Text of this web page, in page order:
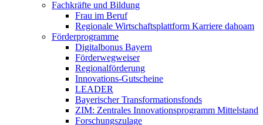
Fachkräfte und Bildung
Frau im Beruf
Regionale Wirtschaftsplattform Karriere dahoam
Förderprogramme
Digitalbonus Bayern
Förderwegweiser
Regionalförderung
Innovations-Gutscheine
LEADER
Bayerischer Transformationsfonds
ZIM: Zentrales Innovationsprogramm Mittelstand
Forschungszulage